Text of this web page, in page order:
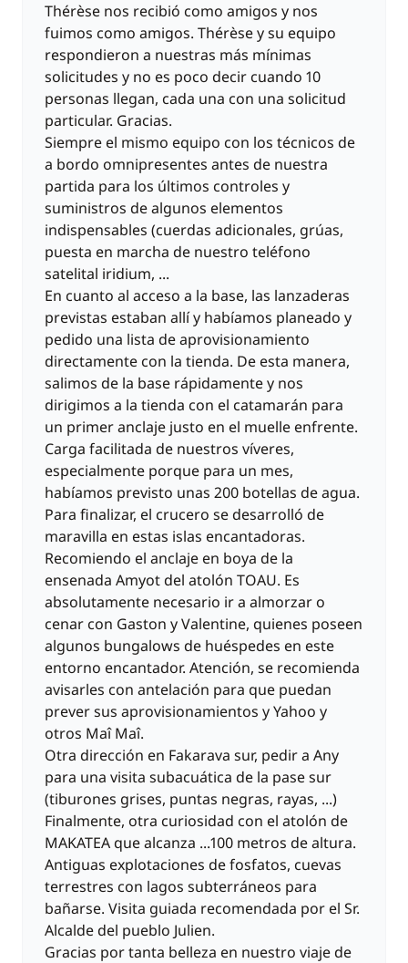
Seguro de Franquicia 85,00 €
Thérèse nos recibió como amigos y nos
fuimos como amigos. Thérèse y su equipo
respondieron a nuestras más mínimas
solicitudes y no es poco decir cuando 10
personas llegan, cada una con una solicitud
particular. Gracias.
Siempre el mismo equipo con los técnicos de
a bordo omnipresentes antes de nuestra
partida para los últimos controles y
suministros de algunos elementos
indispensables (cuerdas adicionales, grúas,
puesta en marcha de nuestro teléfono
satelital iridium, ...
En cuanto al acceso a la base, las lanzaderas
previstas estaban allí y habíamos planeado y
pedido una lista de aprovisionamiento
directamente con la tienda. De esta manera,
salimos de la base rápidamente y nos
dirigimos a la tienda con el catamarán para
un primer anclaje justo en el muelle enfrente.
Carga facilitada de nuestros víveres,
especialmente porque para un mes,
habíamos previsto unas 200 botellas de agua.
Para finalizar, el crucero se desarrolló de
maravilla en estas islas encantadoras.
Recomiendo el anclaje en boya de la
ensenada Amyot del atolón TOAU. Es
absolutamente necesario ir a almorzar o
cenar con Gaston y Valentine, quienes poseen
algunos bungalows de huéspedes en este
entorno encantador. Atención, se recomienda
avisarles con antelación para que puedan
prever sus aprovisionamientos y Yahoo y
otros Maî Maî.
Otra dirección en Fakarava sur, pedir a Any
para una visita subacuática de la pase sur
(tiburones grises, puntas negras, rayas, ...)
Finalmente, otra curiosidad con el atolón de
MAKATEA que alcanza ...100 metros de altura.
Antiguas explotaciones de fosfatos, cuevas
terrestres con lagos subterráneos para
bañarse. Visita guiada recomendada por el Sr.
Alcalde del pueblo Julien.
Gracias por tanta belleza en nuestro viaje de